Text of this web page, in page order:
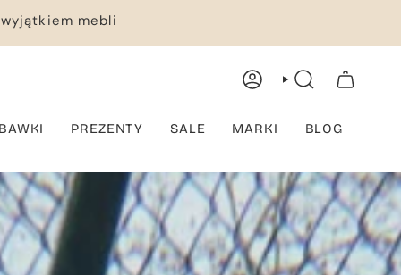
mebli
KONTO WYSZUKIWANIE
PREZENTY SALE MARKI BLOG